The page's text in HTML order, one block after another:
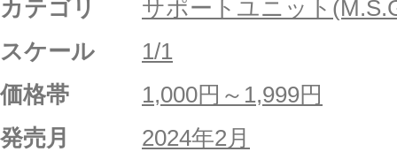
カテゴリ
サポートユニット
スケール
1/1
価格帯
1,000円～1,999円
発売月
2024年2月